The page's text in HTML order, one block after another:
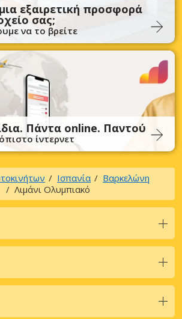
εξαιρετική προσφορά
σας;
να το βρείτε
Πάντα online. Παντού
ίντερνετ
Ισπανία
Βαρκελώνη
Λιμάνι Ολυμπιακό